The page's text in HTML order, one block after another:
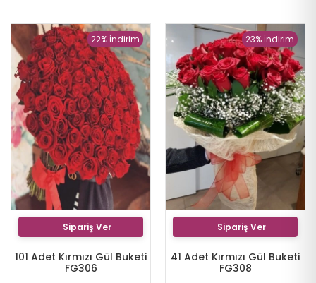
22% İndirim
Sipariş Ver
101 Adet Kırmızı Gül Buketi
FG306
23% İndirim
Sipariş Ver
41 Adet Kırmızı Gül Buketi
FG308